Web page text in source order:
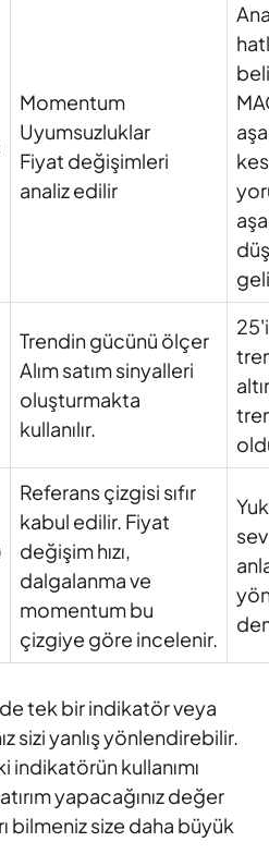
Momentum
Uyumsuzluklar
Fiyat değişimleri
analiz edilir
Trendin gücünü ölçer
Alım satım sinyalleri
oluşturmakta
kullanılır.
Referans çizgisi sıfır
kabul edilir. Fiyat
değişim hızı,
dalgalanma ve
momentum bu
çizgiye göre incelenir.
tek bir indikatör veya
sizi yanlış yönlendirebilir.
indikatörün kullanımı
yapacağınız değer
bilmeniz size daha büyük